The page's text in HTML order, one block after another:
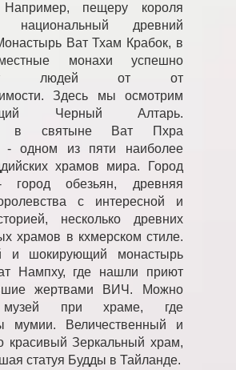
Например, пещеру короля
древний
Ват Тхам Крабок, в
монахи успешно
людей от от
Здесь мы осмотрим
Черный Алтарь.
в святыне Ват Пхра
- одном из пяти наиболее
храмов мира. Город
город обезьян, древняя
с интересной и
несколько древних
храмов в кхмерском стиле.
и шокирующий монастырь
Нампху, где нашли приют
жертвами ВИЧ. Можно
музей при храме, где
мумии. Величественный и
красивый Зеркальный храм,
статуя Будды в Тайланде.